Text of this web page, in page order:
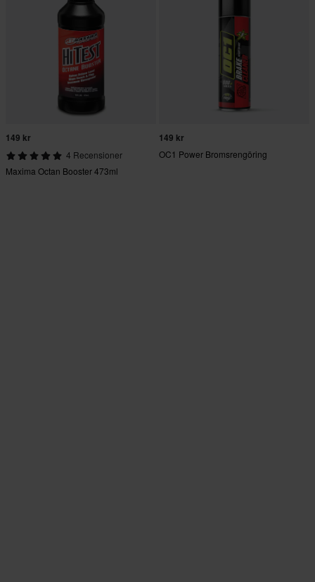
149 kr
4 Recensioner
Maxima Octan Booster 473ml
149 kr
OC1 Power Bromsrengöring